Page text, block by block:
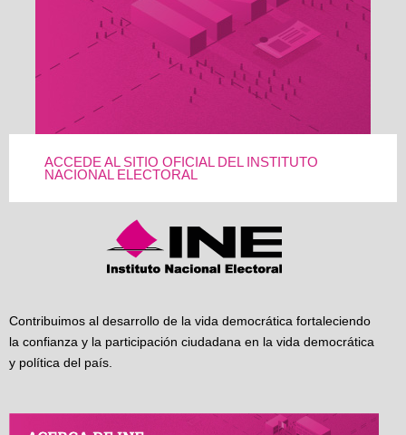
ACCEDE AL SITIO OFICIAL DEL INSTITUTO
NACIONAL ELECTORAL
Contribuimos al desarrollo de la vida democrática fortaleciendo
la confianza y la participación ciudadana en la vida democrática
y política del país.